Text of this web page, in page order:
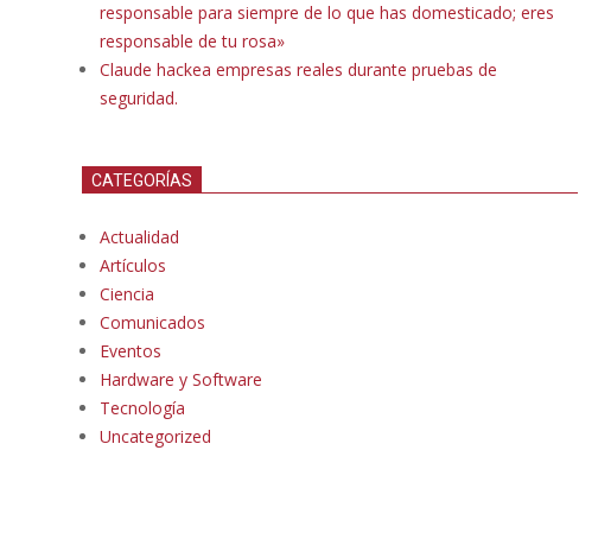
responsable para siempre de lo que has domesticado; eres
responsable de tu rosa»
Claude hackea empresas reales durante pruebas de
seguridad.
CATEGORÍAS
Actualidad
Artículos
Ciencia
Comunicados
Eventos
Hardware y Software
Tecnología
Uncategorized